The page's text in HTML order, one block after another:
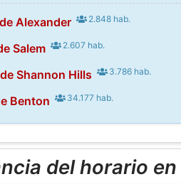
Alexander 2.848 hab.
Salem 2.607 hab.
Shannon Hills 3.786 hab.
Benton 34.177 hab.
del horario